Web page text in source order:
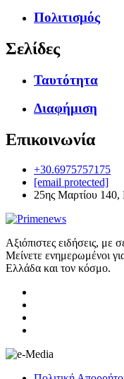
Πολιτισμός
Σελίδες
Ταυτότητα
Διαφήμιση
Επικοινωνία
+30.6975757175
[email protected]
25ης Μαρτίου
Αξιόπιστες ειδήσεις, με
Μείνετε ενημερωμένοι
Ελλάδα και τον κόσμο.